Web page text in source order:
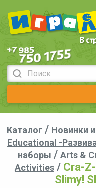
Каталог/ Новинки
Educational -
наборы / Arts &
Activities / Cra-
Slimy!